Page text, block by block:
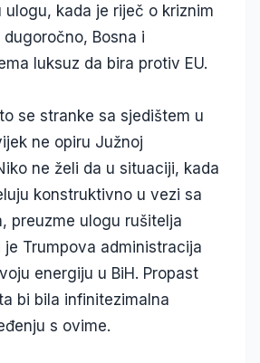
ulogu, kada je riječ o kriznim
Bosna i
luksuz da bira protiv EU.
se stranke sa sjedištem u
ne opiru Južnoj
ne želi da u situaciji, kada
konstruktivno u vezi sa
preuzme ulogu rušitelja
je Trumpova administracija
energiju u BiH. Propast
bi bila infinitezimalna
s ovime.